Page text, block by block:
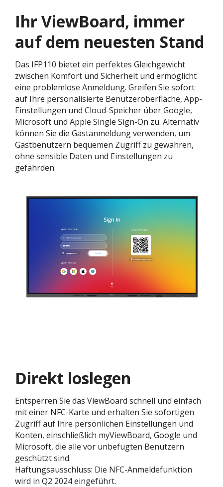
Ihr ViewBoard, immer
auf dem neuesten Stand
Das IFP110 bietet ein perfektes Gleichgewicht
zwischen Komfort und Sicherheit und ermöglicht
eine problemlose Anmeldung. Greifen Sie sofort
auf Ihre personalisierte Benutzeroberfläche, App-
Einstellungen und Cloud-Speicher über Google,
Microsoft und Apple Single Sign-On zu. Alternativ
können Sie die Gastanmeldung verwenden, um
Gastbenutzern bequemen Zugriff zu gewähren,
ohne sensible Daten und Einstellungen zu
gefährden.
Direkt loslegen
Entsperren Sie das ViewBoard schnell und einfach
mit einer NFC-Karte und erhalten Sie sofortigen
Zugriff auf Ihre persönlichen Einstellungen und
Konten, einschließlich myViewBoard, Google und
Microsoft, die alle vor unbefugten Benutzern
geschützt sind.
Haftungsausschluss: Die NFC-Anmeldefunktion
wird in Q2 2024 eingeführt.